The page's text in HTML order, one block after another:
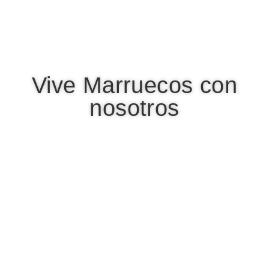
Vive Marruecos con
nosotros